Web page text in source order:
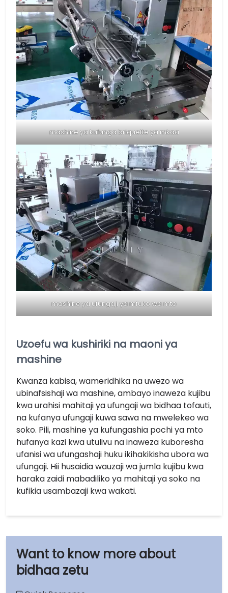
bidhaa zetu
mashine ya kufunga briquette ya mkaa
mashine ya ufungaji ya mfuko wa mto
Uzoefu wa kushiriki na maoni ya
mashine
Kwanza kabisa, wameridhika na uwezo wa
ubinafsishaji wa mashine, ambayo inaweza kujibu
kwa urahisi mahitaji ya ufungaji wa bidhaa tofauti,
na kufanya ufungaji kuwa sawa na mwelekeo wa
soko. Pili, mashine ya kufungashia pochi ya mto
hufanya kazi kwa utulivu na inaweza kuboresha
ufanisi wa ufungashaji huku ikihakikisha ubora wa
ufungaji. Hii husaidia wauzaji wa jumla kujibu kwa
haraka zaidi mabadiliko ya mahitaji ya soko na
kufikia usambazaji kwa wakati.